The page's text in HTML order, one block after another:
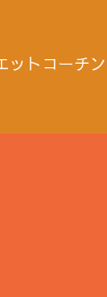
ットコーチン